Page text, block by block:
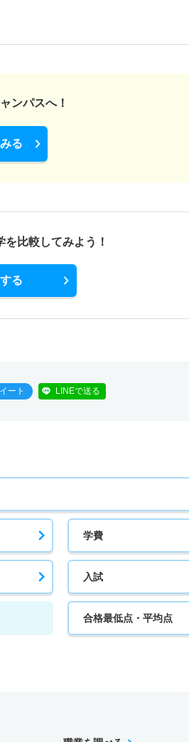
ンパスへ！
る
を比較してみよう！
る
ート LINEで送る
学費
入試
合格最低点・平均点